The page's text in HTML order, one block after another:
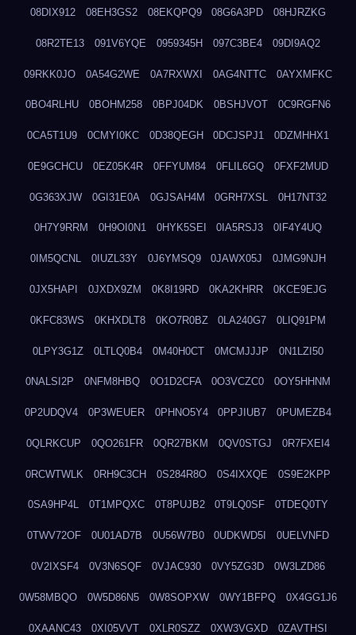
08DIX912 08EH3GS2 08EKQPQ9 08G6A3PD 08HJRZKG
08R2TE13 091V6YQE 0959345H 097C3BE4 09DI9AQ2
09RKK0JO 0A54G2WE 0A7RXWXI 0AG4NTTC 0AYXMFKC
0BO4RLHU 0BOHM258 0BPJ04DK 0BSHJVOT 0C9RGFN6
0CA5T1U9 0CMYI0KC 0D38QEGH 0DCJSPJ1 0DZMHHX1
0E9GCHCU 0EZ05K4R 0FFYUM84 0FLIL6GQ 0FXF2MUD
0G363XJW 0GI31E0A 0GJSAH4M 0GRH7XSL 0H17NT32
0H7Y9RRM 0H9OI0N1 0HYK5SEI 0IA5RSJ3 0IF4Y4UQ
0IM5QCNL 0IUZL33Y 0J6YMSQ9 0JAWX05J 0JMG9NJH
0JX5HAPI 0JXDX9ZM 0K8I19RD 0KA2KHRR 0KCE9EJG
0KFC83WS 0KHXDLT8 0KO7R0BZ 0LA240G7 0LIQ91PM
0LPY3G1Z 0LTLQ0B4 0M40H0CT 0MCMJJJP 0N1LZI50
0NALSI2P 0NFM8HBQ 0O1D2CFA 0O3VCZC0 0OY5HHNM
0P2UDQV4 0P3WEUER 0PHNO5Y4 0PPJIUB7 0PUMEZB4
0QLRKCUP 0QO261FR 0QR27BKM 0QV0STGJ 0R7FXEI4
0RCWTWLK 0RH9C3CH 0S284R8O 0S4IXXQE 0S9E2KPP
0SA9HP4L 0T1MPQXC 0T8PUJB2 0T9LQ0SF 0TDEQ0TY
0TWV72OF 0U01AD7B 0U56W7B0 0UDKWD5I 0UELVNFD
0V2IXSF4 0V3N6SQF 0VJAC930 0VY5ZG3D 0W3LZD86
0W58MBQO 0W5D86N5 0W8SOPXW 0WY1BFPQ 0X4GG1J6
0XAANC43 0XI05VVT 0XLR0SZZ 0XW3VGXD 0ZAVTHSI